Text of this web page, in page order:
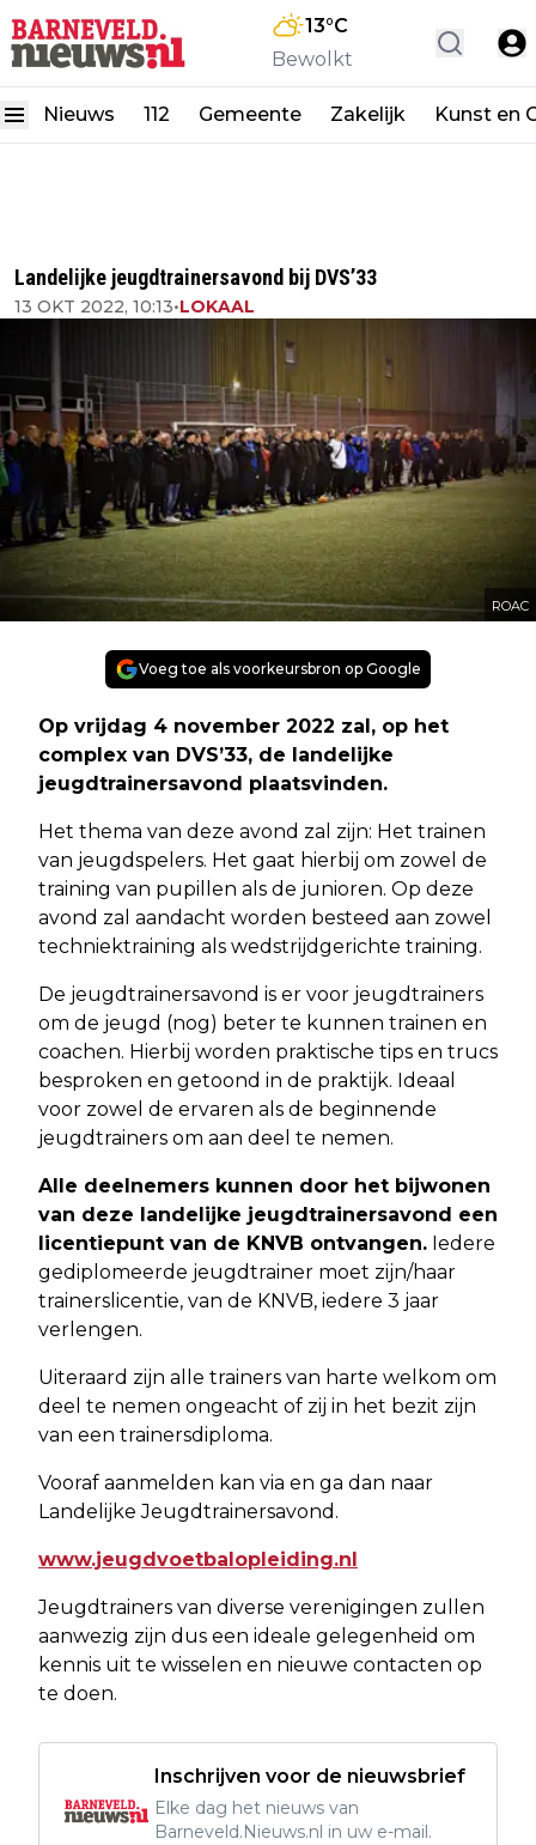
13°C
Bewolkt
Nieuws 112 Gemeente Zakelijk Kunst en
Landelijke jeugdtrainersavond bij DVS’33
13 OKT 2022, 10:13•LOKAAL
ROAC
Voeg toe als voorkeursbron op Google
Op vrijdag 4 november 2022 zal, op het
complex van DVS’33, de landelijke
jeugdtrainersavond plaatsvinden.
Het thema van deze avond zal zijn: Het trainen
van jeugdspelers. Het gaat hierbij om zowel de
training van pupillen als de junioren. Op deze
avond zal aandacht worden besteed aan zowel
techniektraining als wedstrijdgerichte training.
De jeugdtrainersavond is er voor jeugdtrainers
om de jeugd (nog) beter te kunnen trainen en
coachen. Hierbij worden praktische tips en trucs
besproken en getoond in de praktijk. Ideaal
voor zowel de ervaren als de beginnende
jeugdtrainers om aan deel te nemen.
Alle deelnemers kunnen door het bijwonen
van deze landelijke jeugdtrainersavond een
licentiepunt van de KNVB ontvangen. Iedere
gediplomeerde jeugdtrainer moet zijn/haar
trainerslicentie, van de KNVB, iedere 3 jaar
verlengen.
Uiteraard zijn alle trainers van harte welkom om
deel te nemen ongeacht of zij in het bezit zijn
van een trainersdiploma.
Vooraf aanmelden kan via en ga dan naar
Landelijke Jeugdtrainersavond.
www.jeugdvoetbalopleiding.nl
Jeugdtrainers van diverse verenigingen zullen
aanwezig zijn dus een ideale gelegenheid om
kennis uit te wisselen en nieuwe contacten op
te doen.
Inschrijven voor de nieuwsbrief
Elke dag het nieuws van
Barneveld.Nieuws.nl in uw e-mail.